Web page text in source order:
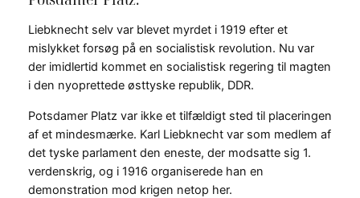
Liebknecht selv var blevet myrdet i 1919 efter et
mislykket forsøg på en socialistisk revolution. Nu var
der imidlertid kommet en socialistisk regering til magten
i den nyoprettede østtyske republik, DDR.
Potsdamer Platz var ikke et tilfældigt sted til placeringen
af et mindesmærke. Karl Liebknecht var som medlem af
det tyske parlament den eneste, der modsatte sig 1.
verdenskrig, og i 1916 organiserede han en
demonstration mod krigen netop her.